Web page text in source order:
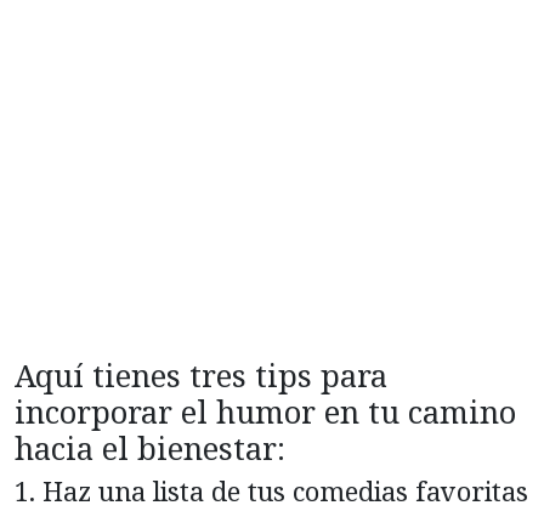
Aquí tienes tres tips para
incorporar el humor en tu camino
hacia el bienestar:
1. Haz una lista de tus comedias favoritas